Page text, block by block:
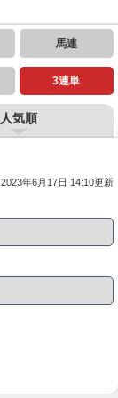
馬連
3連単
人気順
2023年6月17日 14:10更新